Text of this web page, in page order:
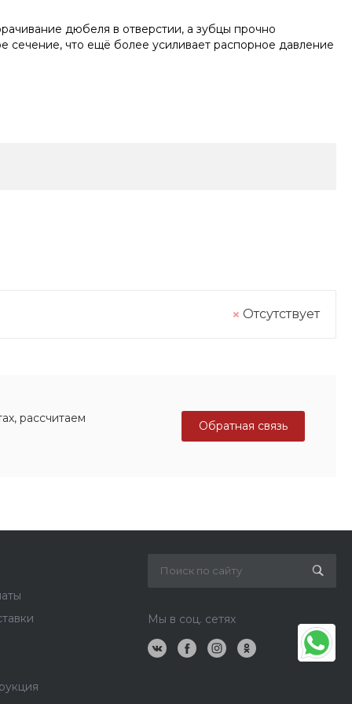
дюбеля в отверстии, а зубцы прочно
сечение, что ещё более усиливает распорное давление
Отсутствует
рассчитаем
Обратная связь
Мы в соц. сетях